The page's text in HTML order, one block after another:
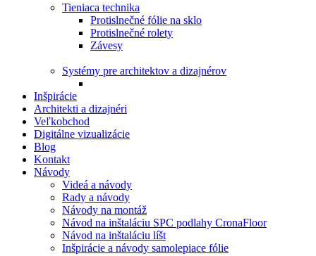
Tieniaca technika
Protislnečné fólie na sklo
Protislnečné rolety
Závesy
Systémy pre architektov a dizajnérov
Inšpirácie
Architekti a dizajnéri
Veľkobchod
Digitálne vizualizácie
Blog
Kontakt
Návody
Videá a návody
Rady a návody
Návody na montáž
Návod na inštaláciu SPC podlahy CronaFloor
Návod na inštaláciu líšt
Inšpirácie a návody samolepiace fólie